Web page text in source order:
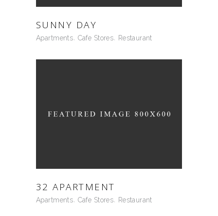
SUNNY DAY
Apartments Cafe Stores Restaurant
32 APARTMENT
Apartments Cafe Stores Restaurant